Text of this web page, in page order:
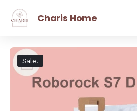
Charis Home
Sale!